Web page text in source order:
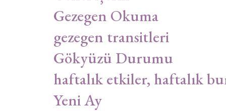
Gezegen Okuma
gezegen transitleri
Gökyüzü Durumu
haftalık etkiler, haftalık
Yeni Ay